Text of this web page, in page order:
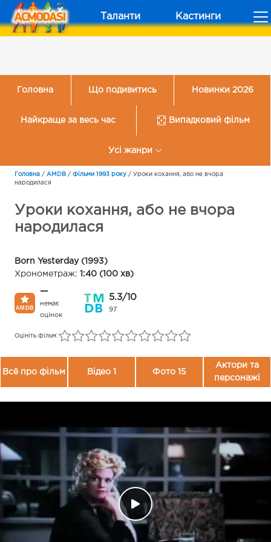
Таланти Кастинги
Головна Що подивитись Новинки 2026
Найкраще за весь час Випадковий фільм
Усі жанри
Головна / AMDB / Фільми 1993 року / Уроки кохання, або не вчора
народилася
Уроки кохання, або не вчора
народилася
Born Yesterday (1993)
Хронометраж: 1:40 (100 хв)
—
немає
оцінок
5.3/10
97
Оцініть фільм:
Всё про фільм Відео 1 Фото 15
Актори та
персонажі